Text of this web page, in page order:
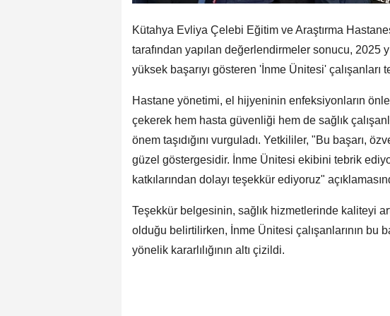
Kütahya Evliya Çelebi Eğitim ve Araştırma
tarafından yapılan değerlendirmeler sonucu, 2025
yüksek başarıyı gösteren 'İnme Ünitesi'
Hastane yönetimi, el hijyeninin enfeksiyonların
çekerek hem hasta güvenliği hem de sağlık
önem taşıdığını vurguladı. Yetkililer, "Bu başarı,
güzel göstergesidir. İnme Ünitesi ekibini tebrik
katkılarından dolayı teşekkür ediyoruz"
Teşekkür belgesinin, sağlık hizmetlerinde kaliteyi
olduğu belirtilirken, İnme Ünitesi çalışanlarının bu
yönelik kararlılığının altı çizildi.